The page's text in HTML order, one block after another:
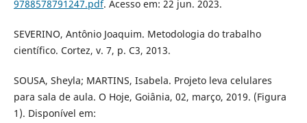
9788578791247.pdf. Acesso em: 22 jun. 2023.
SEVERINO, Antônio Joaquim. Metodologia do trabalho
científico. Cortez, v. 7, p. C3, 2013.
SOUSA, Sheyla; MARTINS, Isabela. Projeto leva celulares
para sala de aula. O Hoje, Goiânia, 02, março, 2019. (Figura
1). Disponível em: